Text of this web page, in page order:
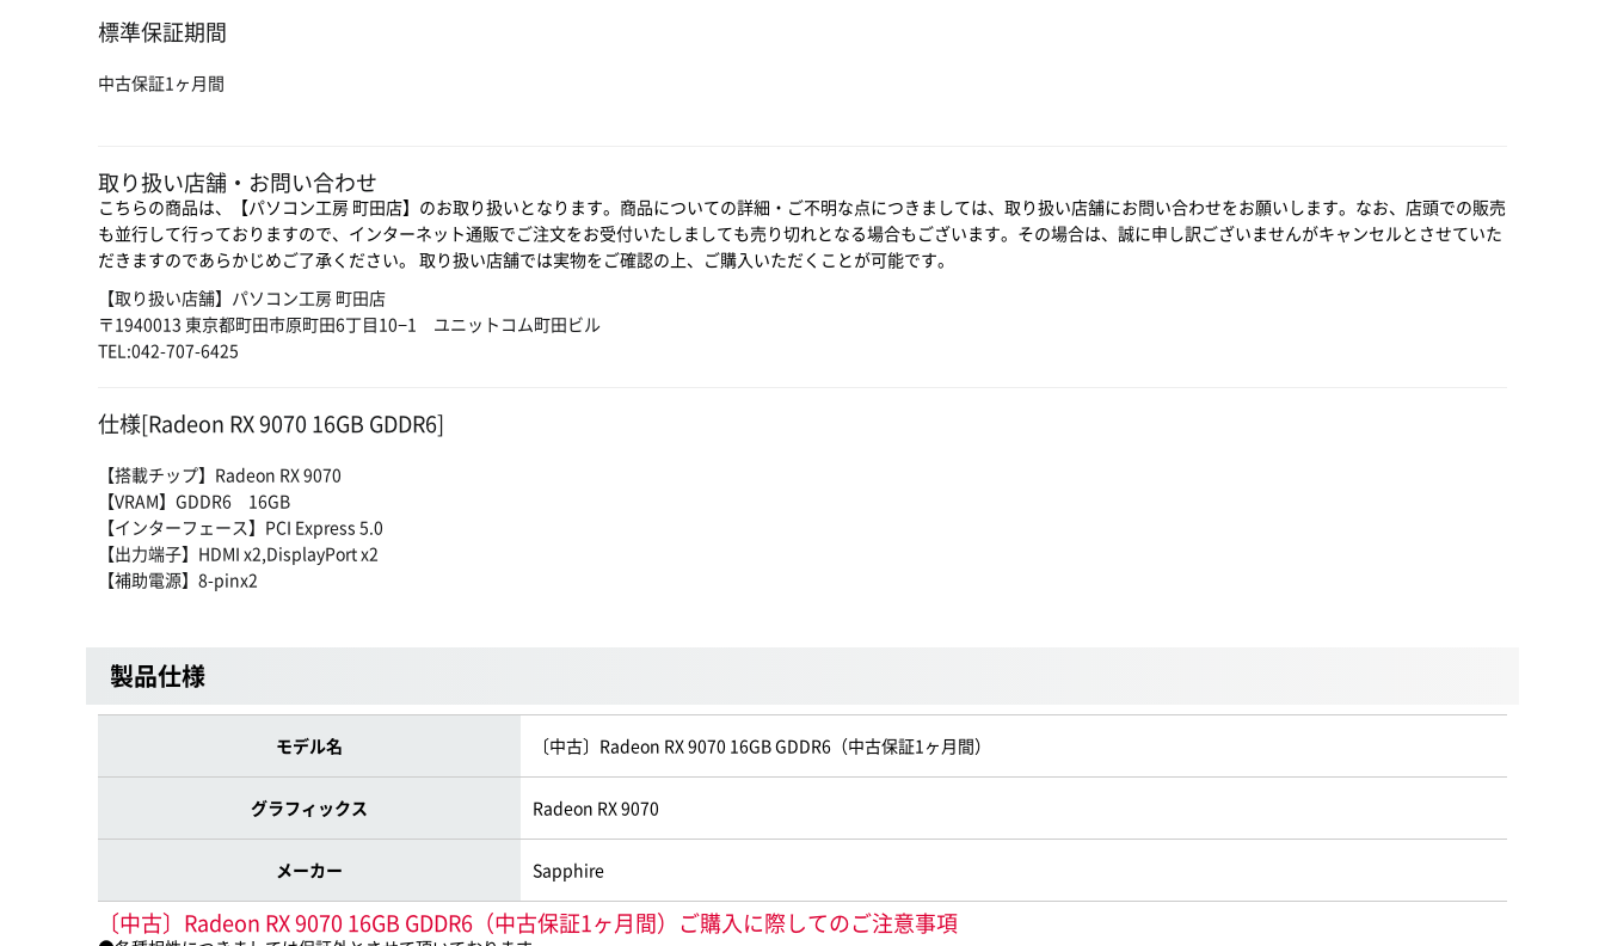
標準保証期間
中古保証1ヶ月間
取り扱い店舗・お問い合わせ
こちらの商品は、【パソコン工房 町田店】のお取り扱いとなります。商品についての詳細・ご不明な点につきましては、取り扱い店舗にお問い合わせをお願いします。なお、店頭での販売
も並行して行っておりますので、インターネット通販でご注文をお受付いたしましても売り切れとなる場合もございます。その場合は、誠に申し訳ございませんがキャンセルとさせていた
だきますのであらかじめご了承ください。 取り扱い店舗では実物をご確認の上、ご購入いただくことが可能です。
【取り扱い店舗】パソコン工房 町田店
〒1940013 東京都町田市原町田6丁目10−1 ユニットコム町田ビル
TEL:042-707-6425
仕様[Radeon RX 9070 16GB GDDR6]
【搭載チップ】Radeon RX 9070
【VRAM】GDDR6 16GB
【インターフェース】PCI Express 5.0
【出力端子】HDMI x2,DisplayPort x2
【補助電源】8-pinx2
製品仕様
モデル名 〔中古〕Radeon RX 9070 16GB GDDR6（中古保証1ヶ月間）
グラフィックス Radeon RX 9070
メーカー Sapphire
〔中古〕Radeon RX 9070 16GB GDDR6（中古保証1ヶ月間）ご購入に際してのご注意事項